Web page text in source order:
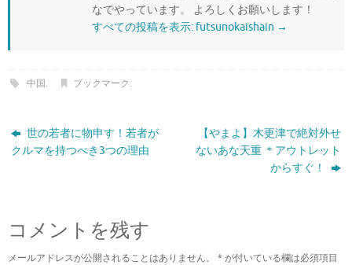
なでやっています。 よろしくお願いします！
すべての投稿を表示: futsunokaishain →
中国. ブックマーク.
世の若者に物申す！若者が
クルマを持つべき3つの理由
【やまよ】木更津で絶対外せ
ないあな天重 ＊アウトレット
からすぐ！
コメントを残す
メールアドレスが公開されることはありません。 *が付いている欄は必須項目